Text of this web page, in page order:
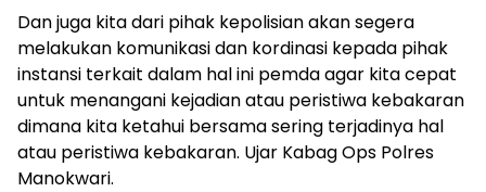
Dan juga kita dari pihak kepolisian akan segera
melakukan komunikasi dan kordinasi kepada pihak
instansi terkait dalam hal ini pemda agar kita cepat
untuk menangani kejadian atau peristiwa kebakaran
dimana kita ketahui bersama sering terjadinya hal
atau peristiwa kebakaran. Ujar Kabag Ops Polres
Manokwari.